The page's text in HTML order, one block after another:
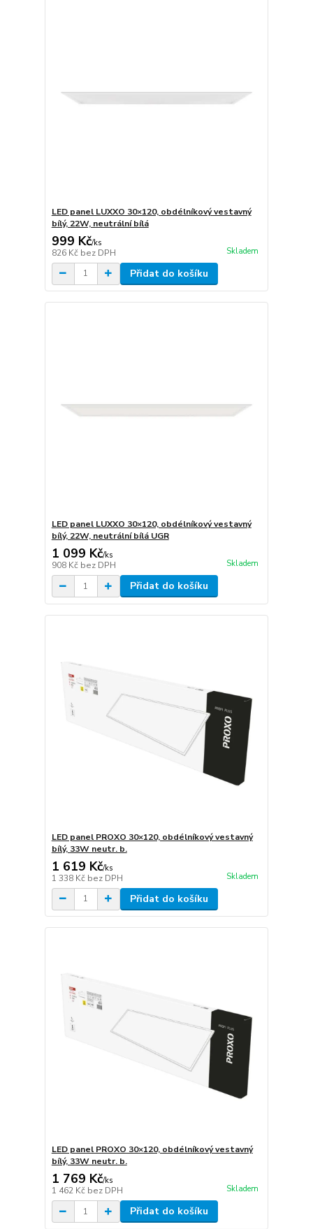
LED panel LUXXO 30×120, obdélníkový vestavný
bílý, 22W, neutrální bílá
999 Kč/ks
826 Kč bez DPH Skladem
Přidat do košíku
LED panel LUXXO 30×120, obdélníkový vestavný
bílý, 22W, neutrální bílá UGR
1 099 Kč/ks
908 Kč bez DPH Skladem
Přidat do košíku
LED panel PROXO 30×120, obdélníkový vestavný
bílý, 33W neutr. b.
1 619 Kč/ks
1 338 Kč bez DPH Skladem
Přidat do košíku
LED panel PROXO 30×120, obdélníkový vestavný
bílý, 33W neutr. b.
1 769 Kč/ks
1 462 Kč bez DPH Skladem
Přidat do košíku